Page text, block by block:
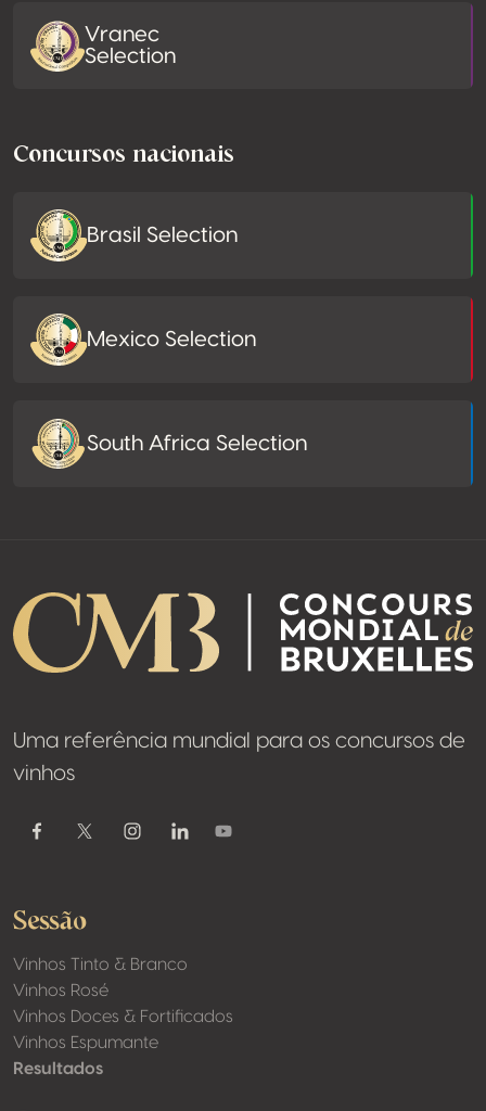
Vranec
Selection
Concursos nacionais
Brasil Selection
Mexico Selection
South Africa Selection
Uma referência mundial para os concursos de
vinhos
FacebookTwitter / XInstagramLinkedinYoutube
Sessão
Vinhos Tinto & Branco
Vinhos Rosé
Vinhos Doces & Fortificados
Vinhos Espumante
Resultados